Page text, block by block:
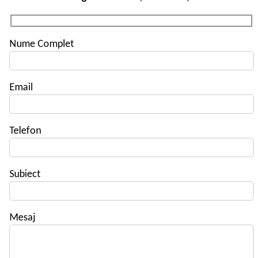
Nume Complet
Email
Telefon
Subiect
Mesaj